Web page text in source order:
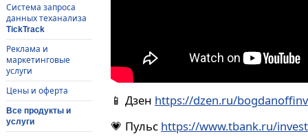
Система запроса
данных теханализа
TickTrack
Реклама и
маркетинговые
услуги
Цены и оферта
Все продукты и
услуги
📱 Дзен https://dzen.ru/
💗 Пульс https://www.tbank.ru/